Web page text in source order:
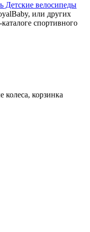
Детские велосипеды
или других
спортивного
колеса, корзинка